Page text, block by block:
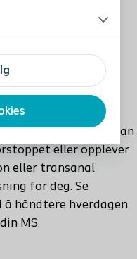
MS?
hånd i hånd når man
eller opplever
eller transanal
for deg. Se
å håndtere hverdagen
MS.